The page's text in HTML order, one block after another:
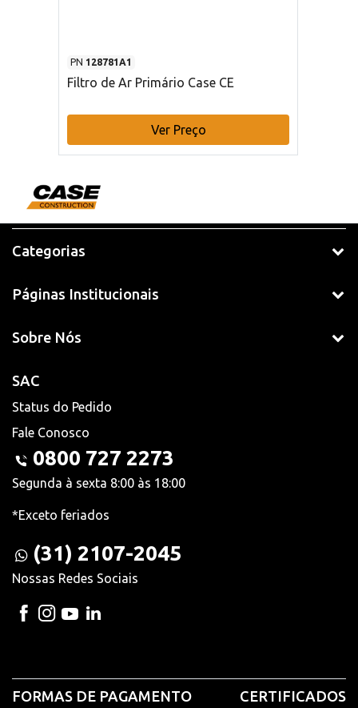
PN 128781A1
Filtro de Ar Primário Case CE
Ver Preço
Categorias
Páginas Institucionais
Sobre Nós
SAC
Status do Pedido
Fale Conosco
0800 727 2273
Segunda à sexta 8:00 às 18:00
*Exceto feriados
(31) 2107-2045
Nossas Redes Sociais
FORMAS DE PAGAMENTO CERTIFICADOS